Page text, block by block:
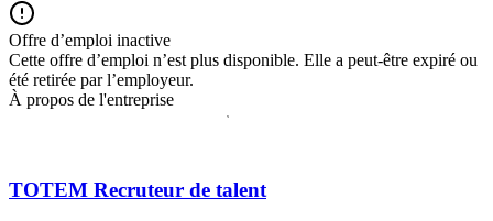
Offre d’emploi inactive
Cette offre d’emploi n’est plus disponible. Elle a peut-être expiré ou
été retirée par l’employeur.
À propos de l'entreprise
TOTEM Recruteur de talent